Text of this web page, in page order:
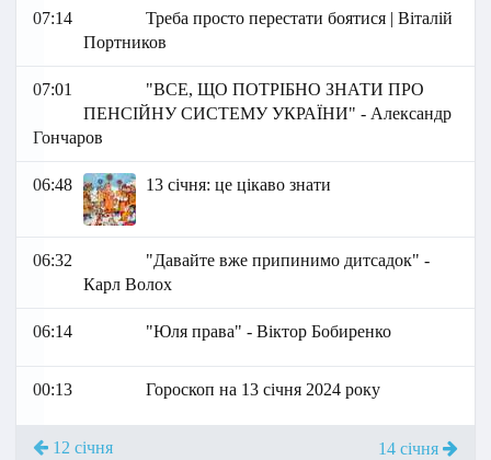
07:14
Треба просто перестати боятися | Віталій
Портников
07:01
"ВСЕ, ЩО ПОТРІБНО ЗНАТИ ПРО
ПЕНСІЙНУ СИСТЕМУ УКРАЇНИ" - Александр
Гончаров
06:48 13 січня: це цікаво знати
06:32
"Давайте вже припинимо дитсадок" -
Карл Волох
06:14 "Юля права" - Віктор Бобиренко
00:13 Гороскоп на 13 січня 2024 року
12 січня 14 січня